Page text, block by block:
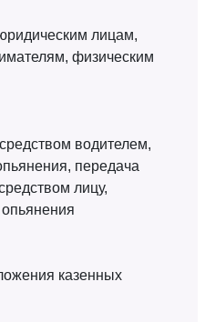
лицам,
физическим
водителем,
передача
лицу,
казенных